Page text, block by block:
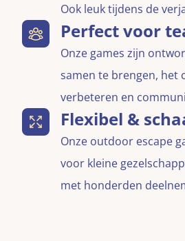
Ook leuk tijdens de
Perfect voor
Onze games zijn
samen te brengen, het
verbeteren en
Flexibel &
Onze outdoor escape
voor kleine
met honderden